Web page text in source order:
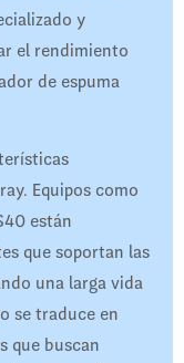
y
el rendimiento
de espuma
Equipos como
están
que soportan las
una larga vida
se traduce en
que buscan